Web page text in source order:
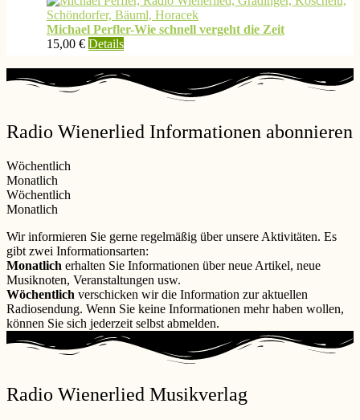
Varianten
auf.
Die
der
Produktseite
werden
Michael Perfler-Wie schnell vergeht die Zeit
15,00 € DetailsDieses
weist
mehrere
Varianten
Die
werden
Radio Wienerlied Informationen abonnieren
Wöchentlich
Monatlich
Wöchentlich
Monatlich
Wir informieren Sie gerne regelmäßig über unsere Aktivitäten. Es
gibt zwei Informationsarten:
Monatlich erhalten Sie Informationen über neue Artikel, neue
Musiknoten, Veranstaltungen usw.
Wöchentlich verschicken wir die Information zur aktuellen
Radiosendung. Wenn Sie keine Informationen mehr haben wollen,
können Sie sich jederzeit selbst abmelden.
Radio Wienerlied Musikverlag